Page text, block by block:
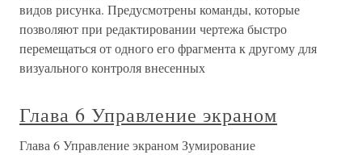
видов рисунка. Предусмотрены команды, которые
позволяют при редактировании чертежа быстро
перемещаться от одного его фрагмента к другому для
визуального контроля внесенных
Глава 6 Управление экраном
Глава 6 Управление экраном Зумирование